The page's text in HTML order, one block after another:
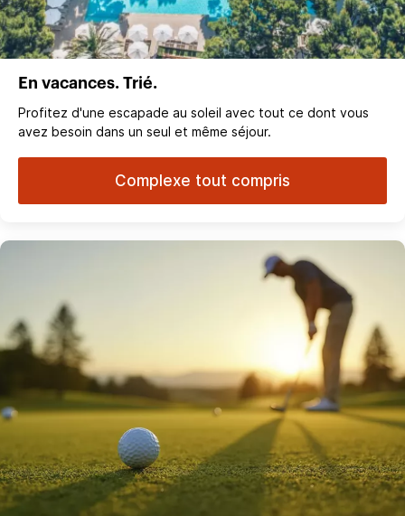
En vacances. Trié.
Profitez d'une escapade au soleil avec tout ce dont vous
avez besoin dans un seul et même séjour.
Complexe tout compris